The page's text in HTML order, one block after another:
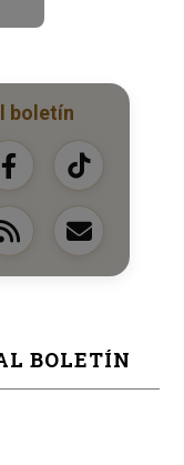
boletín
BOLETÍN